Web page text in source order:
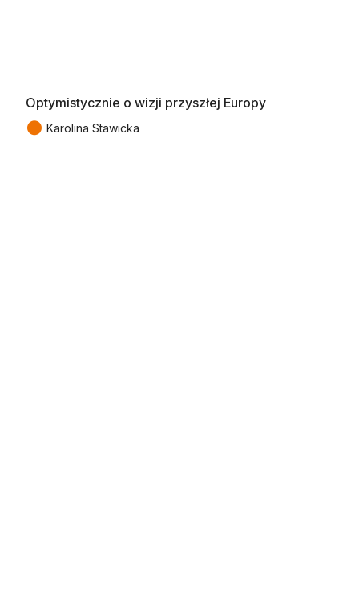
Optymistycznie o wizji przyszłej Europy
● Karolina Stawicka